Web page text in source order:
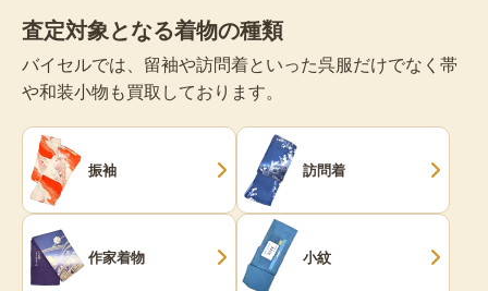
査定対象となる着物の種類
バイセルでは、留袖や訪問着といった呉服だけでなく帯
や和装小物も買取しております。
振袖 訪問着
作家着物 小紋